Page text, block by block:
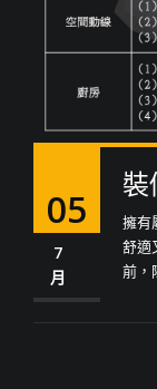
05
7
月
裝
擁有
舒適
前，